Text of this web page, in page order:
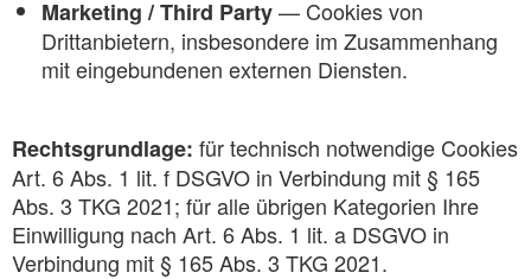
Marketing / Third Party— Cookies von
Drittanbietern, insbesondere im Zusammenhang
mit eingebundenen externen Diensten.
Rechtsgrundlage: für technisch notwendige Cookies
Art. 6 Abs. 1 lit. f DSGVO in Verbindung mit § 165
Abs. 3 TKG 2021; für alle übrigen Kategorien Ihre
Einwilligung nach Art. 6 Abs. 1 lit. a DSGVO in
Verbindung mit § 165 Abs. 3 TKG 2021.